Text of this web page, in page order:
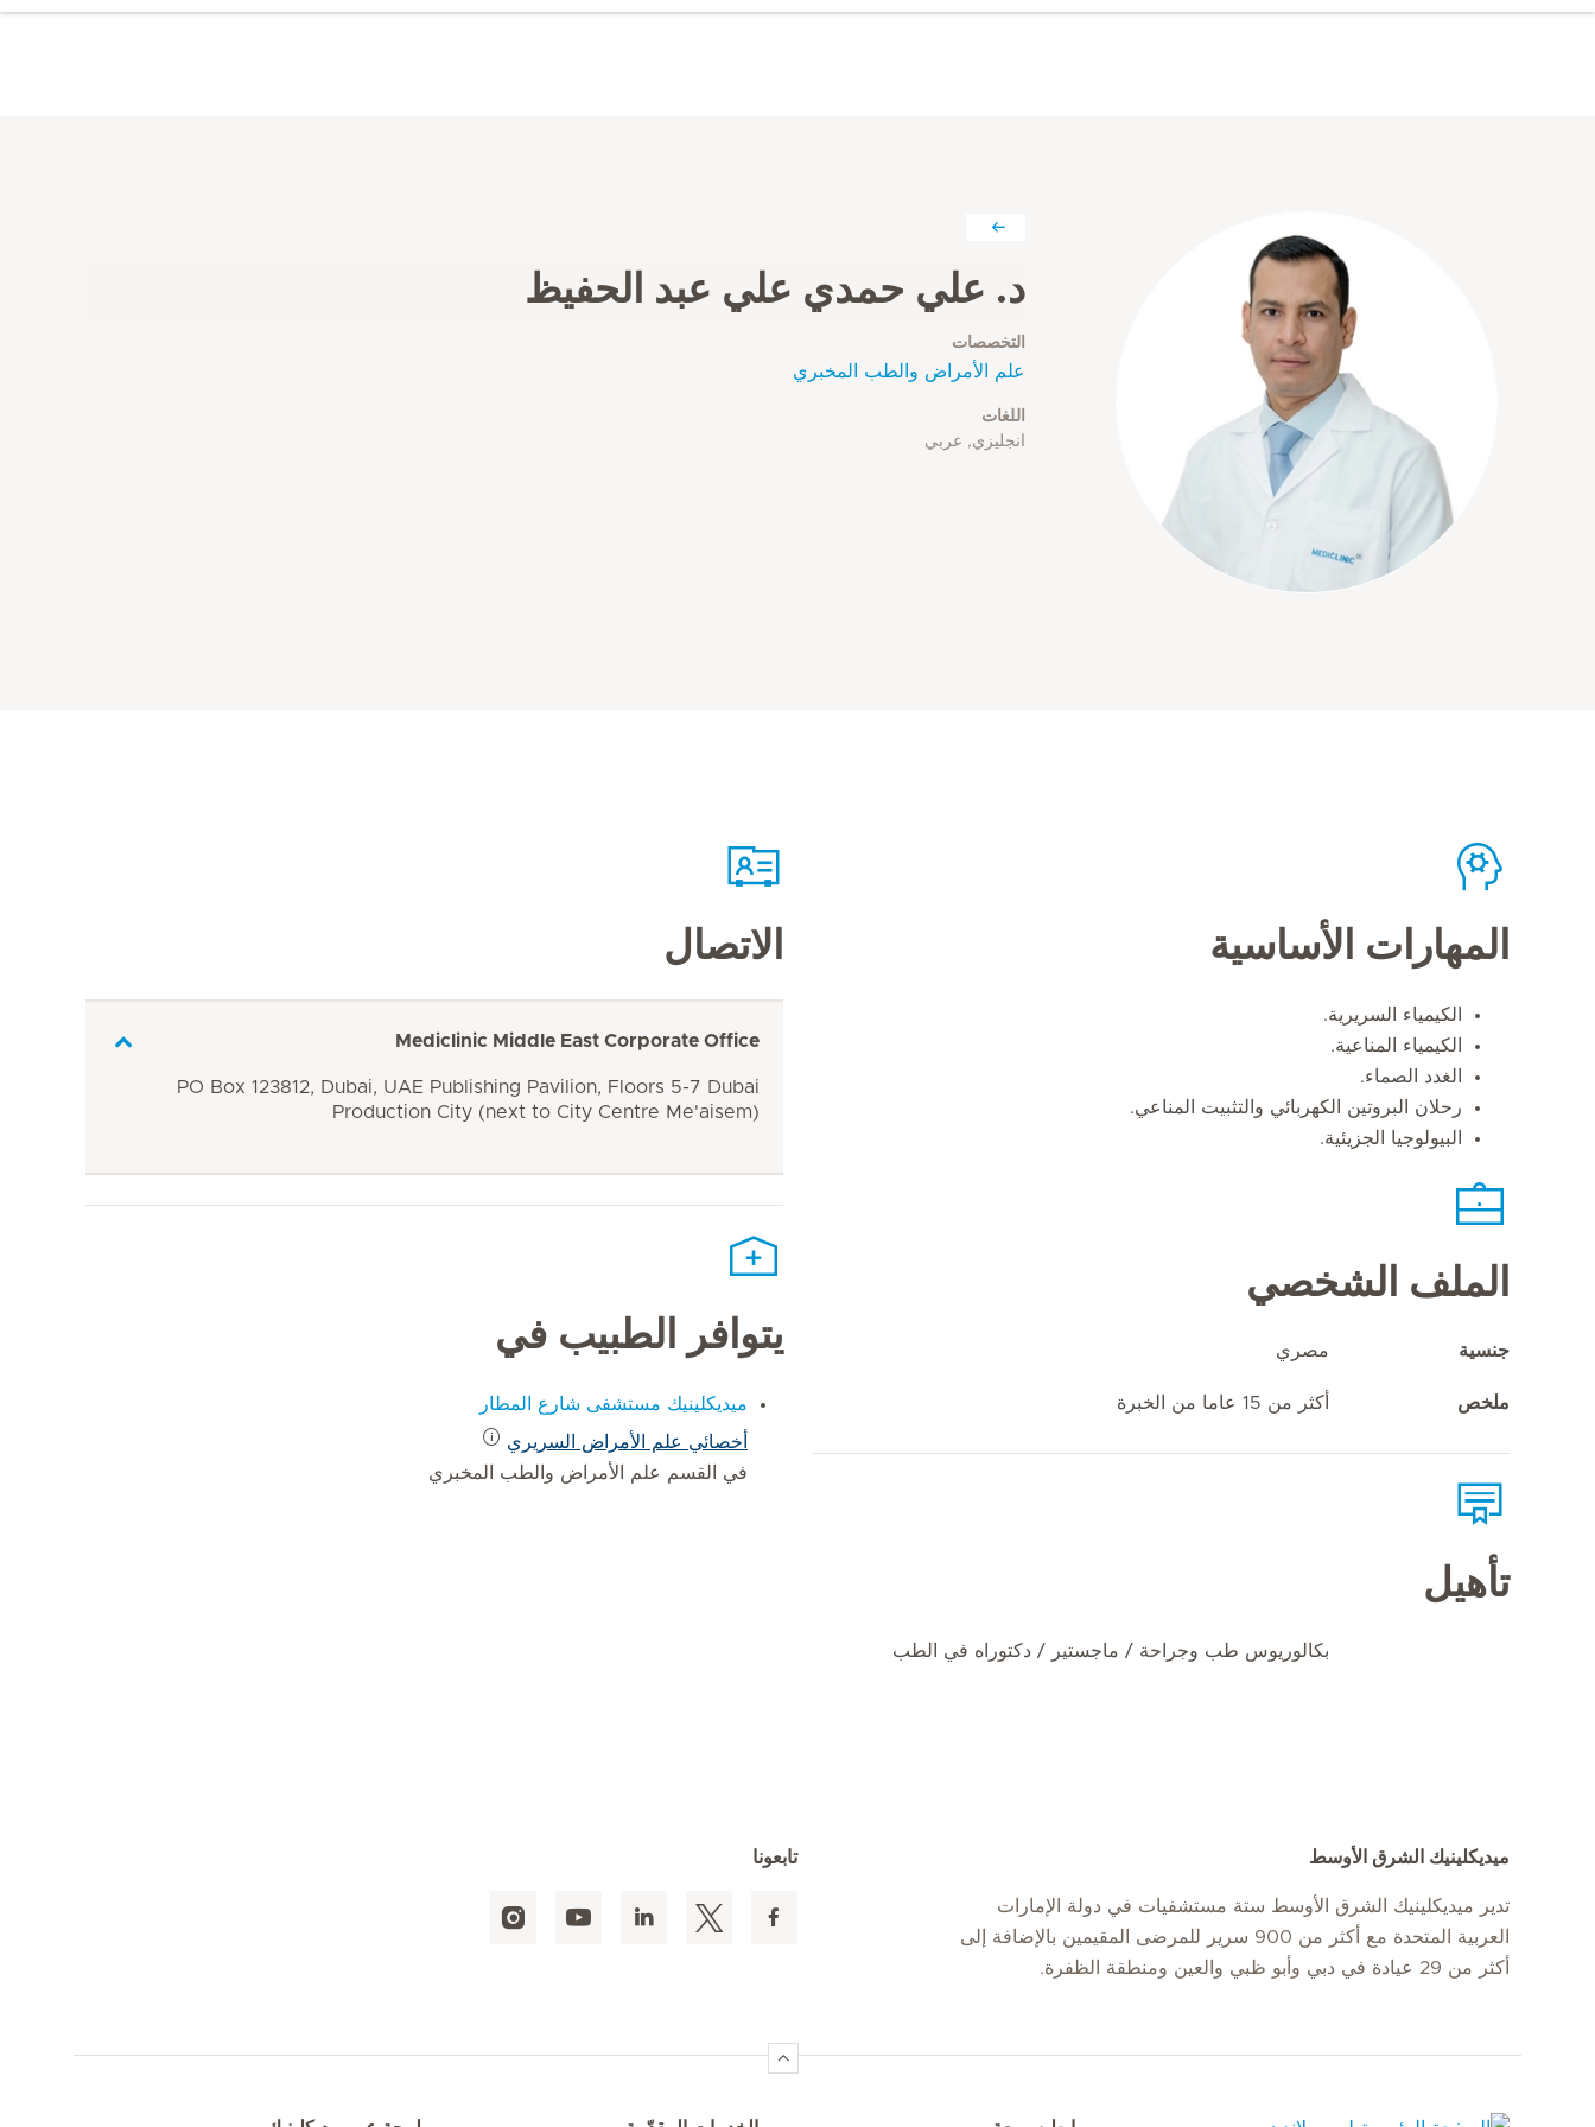
د. علي حمدي علي عبد الحفيظ
التخصصات
علم الأمراض والطب المخبري
اللغات
انجليزي, عربي
المهارات الأساسية
الكيمياء السريرية.
الكيمياء المناعية.
الغدد الصماء.
رحلان البروتين الكهربائي والتثبيت المناعي.
البيولوجيا الجزيئية.
الملف الشخصي
جنسية مصري
ملخص أكثر من 15 عاما من الخبرة
تأهيل
بكالوريوس طب وجراحة / ماجستير / دكتوراه في الطب
الاتصال
Mediclinic Middle East Corporate Office
PO Box 123812, Dubai, UAE Publishing Pavilion, Floors 5-7 Dubai
Production City (next to City Centre Me'aisem)
يتوافر الطبيب في
ميديكلينيك مستشفى شارع المطار
أخصائي علم الأمراض السريري
في القسم علم الأمراض والطب المخبري
ميديكلينيك الشرق الأوسط
تدير ميديكلينيك الشرق الأوسط ستة مستشفيات في دولة الإمارات
العربية المتحدة مع أكثر من 900 سرير للمرضى المقيمين بالإضافة إلى
أكثر من 29 عيادة في دبي وأبو ظبي والعين ومنطقة الظفرة.
تابعونا